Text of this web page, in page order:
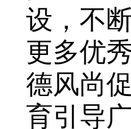
设，不
更多优
德风尚
育引导